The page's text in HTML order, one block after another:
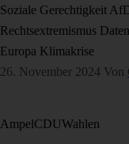
Soziale Gerechtigkeit
Rechtsextremismus
Europa Klimakrise
26. November 2024 Von
AmpelCDUWahlen